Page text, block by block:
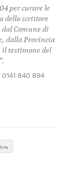
per curare le
dello scrittore
Comune di
dalla Provincia
il testimone del
840 894